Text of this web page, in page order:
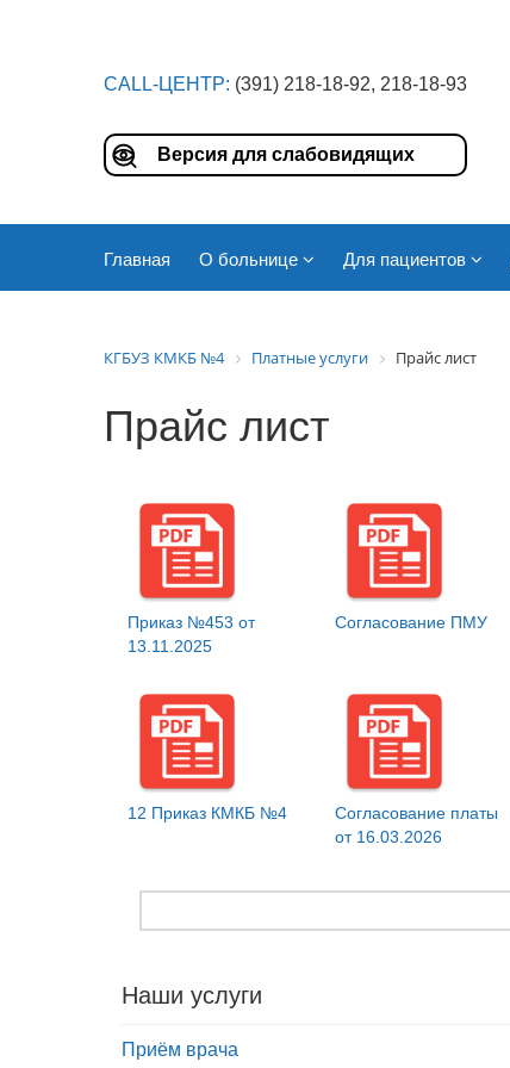
CALL-ЦЕНТР: (391) 218-18-92, 218-18-93
Версия для слабовидящих
Главная О больнице Для пациентов
КГБУЗ КМКБ №4 Платные услуги Прайс лист
Прайс лист
Приказ №453 от
13.11.2025
Согласование ПМУ
12 Приказ КМКБ №4
Согласование платы
от 16.03.2026
Наши услуги
Приём врача